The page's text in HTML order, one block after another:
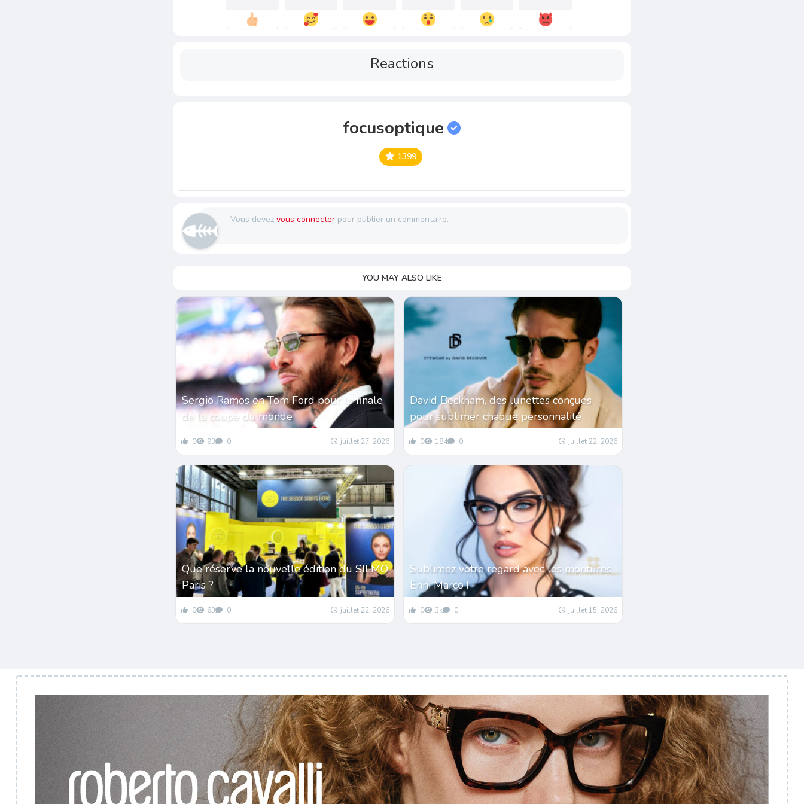
Reactions
focusoptique
1399
Vous devezvous connecter pour publier un commentaire.
YOU MAY ALSO LIKE
Sergio Ramos en Tom Ford pour la finale
de la coupe du monde
0 93 0 juillet 27, 2026
David Beckham, des lunettes conçues
pour sublimer chaque personnalité
0 184 0 juillet 22, 2026
Que réserve la nouvelle édition du SILMO
Paris ?
0 63 0 juillet 22, 2026
Sublimez votre regard avec les montures
Enni Marco !
0 3k 0 juillet 15, 2026